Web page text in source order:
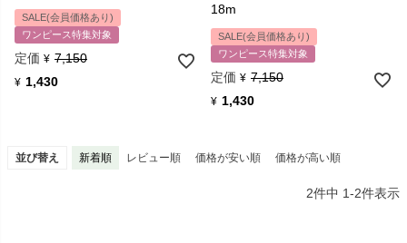
EFVVAでは、生地はヨーロッパの工場、縫製は地元ポーランドにて
行われていて、過剰な輸送を避ける配慮をしています。 ジッパーな
どもYKKに承認された地元のサプライヤーから調達しています。
す。
SALE(会員価格あり)
ワンピース特集対象
定価 ¥ 7,150
¥ 1,430
18m
SALE(会員価格あり)
ワンピース特集対象
定価 ¥ 7,150
¥ 1,430
並び替え 新着順 レビュー順 価格が安い順 価格が高い順
2件中 1-2件表示